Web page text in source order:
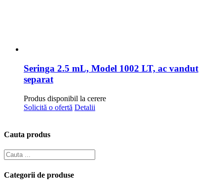
Seringa 2.5 mL, Model 1002 LT, ac vandut
separat
Produs disponibil la cerere
Solicită o ofertă Detalii
Cauta produs
Categorii de produse